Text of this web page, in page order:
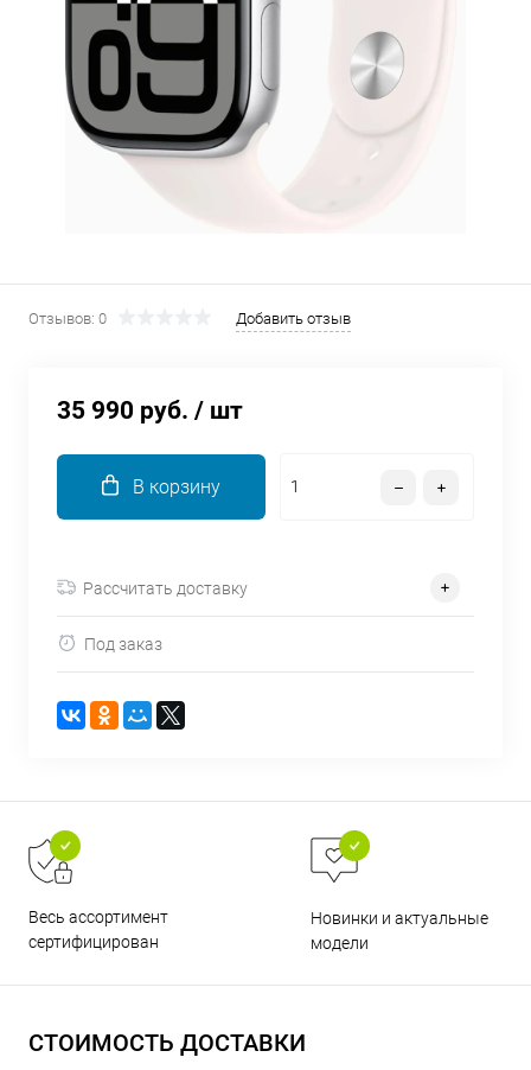
Отзывов: 0 Добавить отзыв
35 990 руб. / шт
В корзину
Рассчитать доставку
Под заказ
Весь ассортимент
сертифицирован
Новинки и актуальные
модели
СТОИМОСТЬ ДОСТАВКИ
Оставшиеся
% будут
списыватьсяс вашей карты
по25%каждые 2 недели
об оплате Плайтом
недели
Остались вопросы?
plait.ru